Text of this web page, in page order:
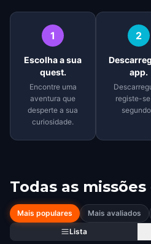
1
Escolha a sua
quest.
Encontre uma
aventura que
desperte a sua
curiosidade.
2
app.
registe-
Todas as missões
Mais populares Mais avaliados
Lista